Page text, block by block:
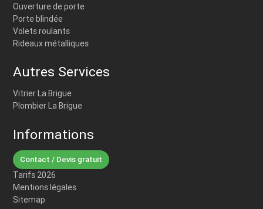
Ouverture de porte
Porte blindée
Volets roulants
Rideaux métalliques
Autres Services
Vitrier La Brigue
Plombier La Brigue
Informations
Contact / Devis gratuit
Tarifs 2026
Mentions légales
Sitemap